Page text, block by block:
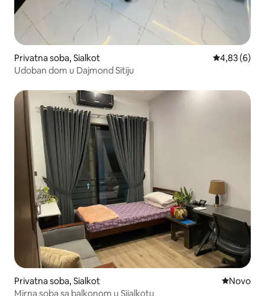
Privatna soba, Sialkot Prosečna
4,83 (6)
Udoban dom u Dajmond Sitiju
Privatna soba, Sialkot Novi
Novo
Mirna soba sa balkonom u Sijalkotu